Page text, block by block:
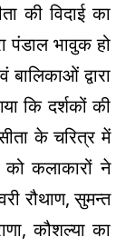
की विदाई का
पंडाल भावुक हो
द्वारा
कि दर्शकों की
के चरित्र में
कलाकारों ने
रौथाण, सुमन्त
कौशल्या का